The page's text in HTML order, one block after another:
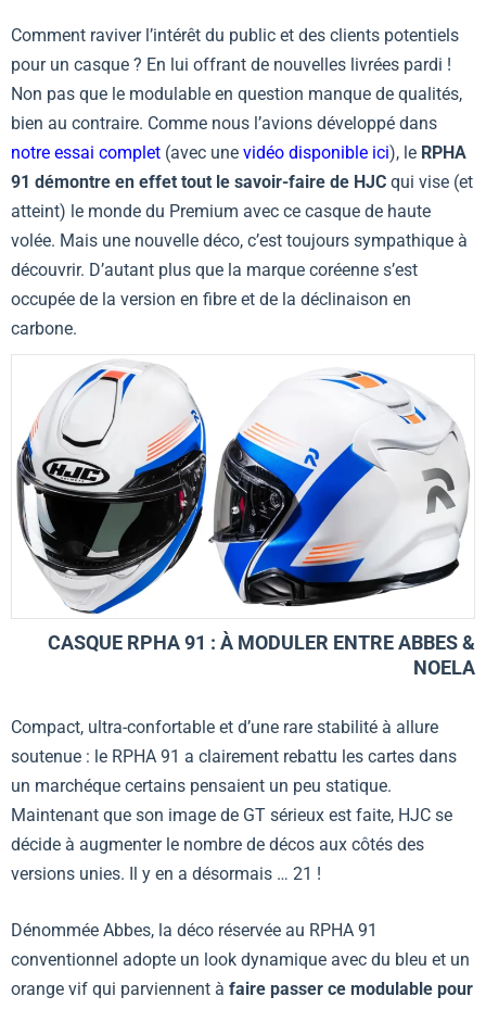
Comment raviver l’intérêt du public et des clients potentiels
pour un casque ? En lui offrant de nouvelles livrées pardi !
Non pas que le modulable en question manque de qualités,
bien au contraire. Comme nous l’avions développé dans
notre essai complet (avec une vidéo disponible ici), le RPHA
91 démontre en effet tout le savoir-faire de HJC qui vise (et
atteint) le monde du Premium avec ce casque de haute
volée. Mais une nouvelle déco, c’est toujours sympathique à
découvrir. D’autant plus que la marque coréenne s’est
occupée de la version en fibre et de la déclinaison en
carbone.
CASQUE RPHA 91 : À MODULER ENTRE ABBES &
NOELA
Compact, ultra-confortable et d’une rare stabilité à allure
soutenue : le RPHA 91 a clairement rebattu les cartes dans
un marchéque certains pensaient un peu statique.
Maintenant que son image de GT sérieux est faite, HJC se
décide à augmenter le nombre de décos aux côtés des
versions unies. Il y en a désormais … 21 !
Dénommée Abbes, la déco réservée au RPHA 91
conventionnel adopte un look dynamique avec du bleu et un
orange vif qui parviennent à faire passer ce modulable pour